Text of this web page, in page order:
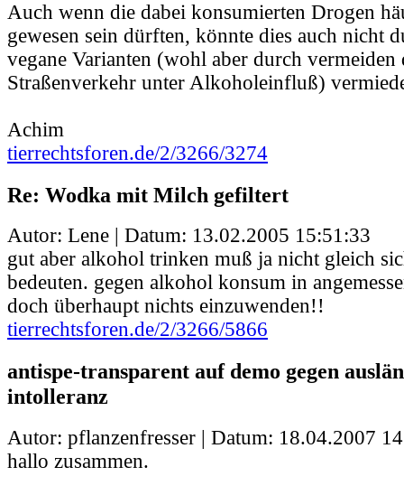
Auch wenn die dabei konsumierten Drogen
gewesen sein dürften, könnte dies auch nicht
vegane Varianten (wohl aber durch vermeiden
Straßenverkehr unter Alkoholeinfluß)
Achim
tierrechtsforen.de/2/3266/3274
Re: Wodka mit Milch gefiltert
Autor: Lene | Datum: 13.02.2005 15:51:33
gut aber alkohol trinken muß ja nicht gleich
bedeuten. gegen alkohol konsum in
doch überhaupt nichts einzuwenden!!
tierrechtsforen.de/2/3266/5866
antispe-transparent auf demo gegen
intolleranz
Autor: pflanzenfresser | Datum: 18.04.2007
hallo zusammen.